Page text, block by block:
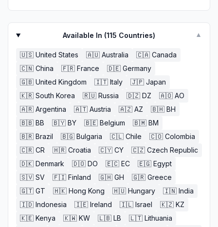
Available In (115 Countries) ▼
🇺🇸 United States 🇦🇺 Australia 🇨🇦 Canada
🇨🇳 China 🇫🇷 France 🇩🇪 Germany
🇬🇧 United Kingdom 🇮🇹 Italy 🇯🇵 Japan
🇰🇷 South Korea 🇷🇺 Russia 🇩🇿 DZ 🇦🇴 AO
🇦🇷 Argentina 🇦🇹 Austria 🇦🇿 AZ 🇧🇭 BH
🇧🇧 BB 🇧🇾 BY 🇧🇪 Belgium 🇧🇲 BM
🇧🇷 Brazil 🇧🇬 Bulgaria 🇨🇱 Chile 🇨🇴 Colombia
🇨🇷 CR 🇭🇷 Croatia 🇨🇾 CY 🇨🇿 Czech Republic
🇩🇰 Denmark 🇩🇴 DO 🇪🇨 EC 🇪🇬 Egypt
🇸🇻 SV 🇫🇮 Finland 🇬🇭 GH 🇬🇷 Greece
🇬🇹 GT 🇭🇰 Hong Kong 🇭🇺 Hungary 🇮🇳 India
🇮🇩 Indonesia 🇮🇪 Ireland 🇮🇱 Israel 🇰🇿 KZ
🇰🇪 Kenya 🇰🇼 KW 🇱🇧 LB 🇱🇹 Lithuania